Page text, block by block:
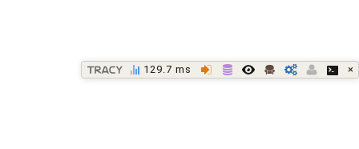
129.7 ms ×